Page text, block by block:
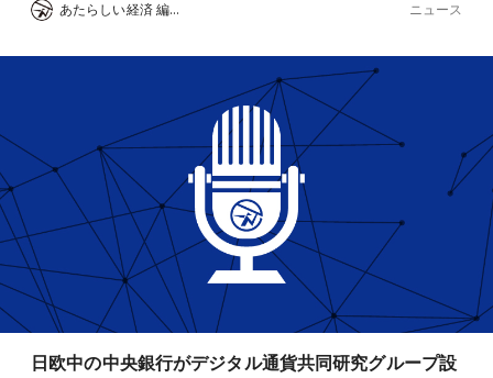
あたらしい経済 編集部 ニュース
日欧中の中央銀行がデジタル通貨共同研究グループ設